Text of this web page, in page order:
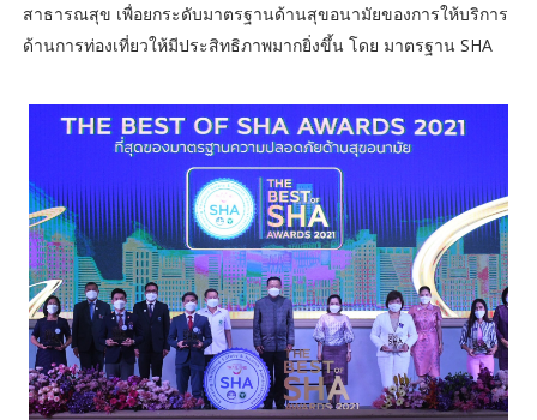
สาธารณสุข เพื่อยกระดับมาตรฐานด้านสุขอนามัยของการให้บริการ
ด้านการท่องเที่ยวให้มีประสิทธิภาพมากยิ่งขึ้น โดย มาตรฐาน SHA